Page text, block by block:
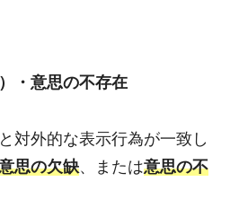
・意思の不存在
対外的な表示行為が一致し
思の欠缺、または意思の不